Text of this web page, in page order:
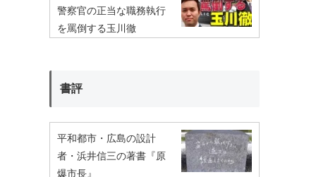
警察官の正当な職務執行
を罵倒する玉川徹
書評
平和都市・広島の設計
者・浜井信三の著書『原
爆市長』